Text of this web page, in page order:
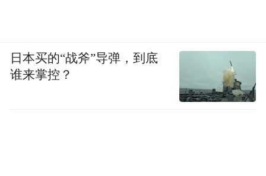
日本买的“战斧”导弹，到底
谁来掌控？